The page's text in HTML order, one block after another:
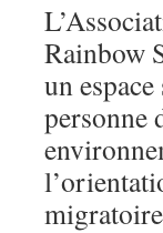
Rainbow
un
personne